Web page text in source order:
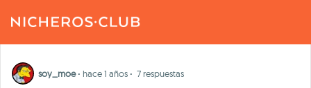
soy_moe · hace 1 años · 7 respuestas